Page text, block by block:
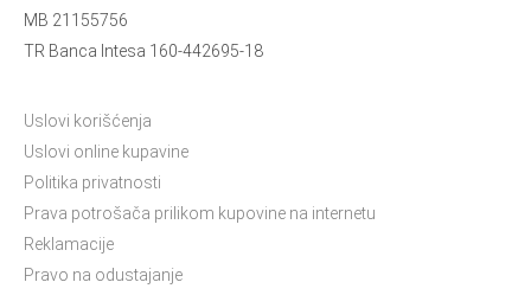
MB 21155756
TR Banca Intesa 160-442695-18
Uslovi korišćenja
Uslovi online kupavine
Politika privatnosti
Prava potrošača prilikom kupovine na internetu
Reklamacije
Pravo na odustajanje